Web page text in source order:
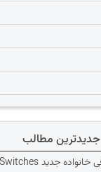
جدیدترین مطالب